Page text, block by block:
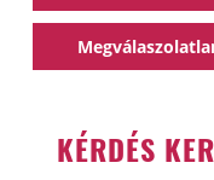
KÉRDÉS